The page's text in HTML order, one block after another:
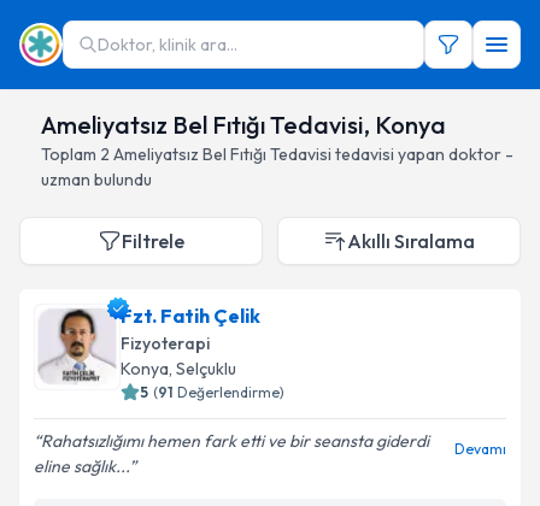
Doktor, klinik ara...
Ameliyatsız Bel Fıtığı Tedavisi, Konya
Toplam 2 Ameliyatsız Bel Fıtığı Tedavisi tedavisi yapan doktor -
uzman bulundu
Filtrele Akıllı Sıralama
Fzt. Fatih Çelik
Fizyoterapi
Konya, Selçuklu
5 (91 Değerlendirme)
Rahatsızlığımı hemen fark etti ve bir seansta giderdi
eline sağlık...
Devamı